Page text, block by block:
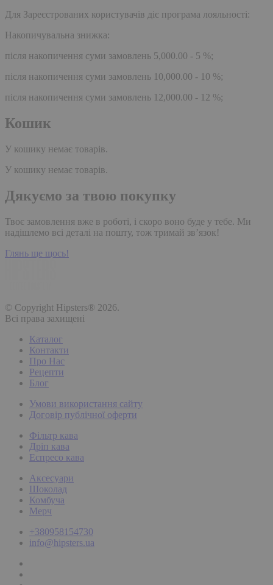
Для Зареєстрованих користувачів діє програма лояльності:
Накопичувальна знижка:
після накопичення суми замовлень 5,000.00 - 5 %;
після накопичення суми замовлень 10,000.00 - 10 %;
після накопичення суми замовлень 12,000.00 - 12 %;
Кошик
У кошику немає товарів.
У кошику немає товарів.
Дякуємо за твою покупку
Твоє замовлення вже в роботі, і скоро воно буде у тебе. Ми
надішлемо всі деталі на пошту, тож тримай зв’язок!
Глянь ще щось!
© Copyright Hipsters® 2026.
Всі права захищені
Каталог
Контакти
Про Нас
Рецепти
Блог
Умови використання сайту
Договір публічної оферти
Фільтр кава
Дріп кава
Еспресо кава
Аксесуари
Шоколад
Комбуча
Мерч
+380958154730
info@hipsters.ua